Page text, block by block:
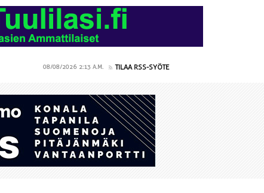
08/08/2026 2:13 A.M. TILAA RSS-SYÖTE